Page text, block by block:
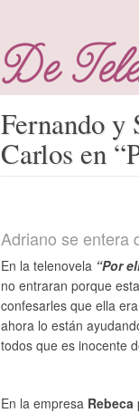
Fernando y
Carlos en
Adriano se entera
En la telenovela “Por
no entraran porque
confesarles que ella
ahora lo están
todos que es inocente
En la empresa Rebeca